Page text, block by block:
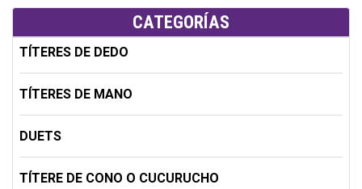
CATEGORÍAS
TÍTERES DE DEDO
TÍTERES DE MANO
DUETS
TÍTERE DE CONO O CUCURUCHO